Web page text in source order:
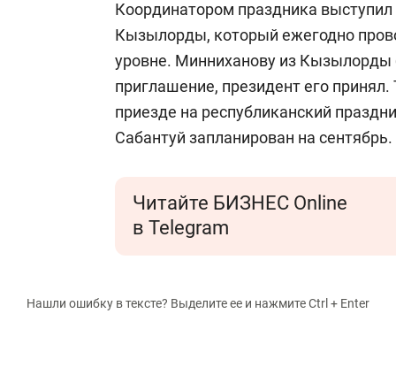
Координатором праздника
Кызылорды, который ежегодно
уровне. Минниханову из
приглашение, президент его
приезде на республиканский
Сабантуй запланирован на сентябрь.
Читайте БИЗНЕС Online
в Telegram
Нашли ошибку в тексте? Выделите ее и нажмите Ctrl + Enter
создают оазис жилого
комфорта под Казанью
150
ID вместо